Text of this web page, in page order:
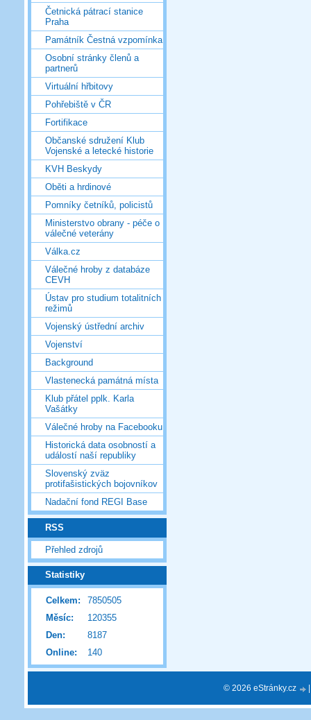
Četnická pátrací stanice
Praha
Památník Čestná vzpomínka
Osobní stránky členů a
partnerů
Virtuální hřbitovy
Pohřebiště v ČR
Fortifikace
Občanské sdružení Klub
Vojenské a letecké historie
KVH Beskydy
Oběti a hrdinové
Pomníky četníků, policistů
Ministerstvo obrany - péče o
válečné veterány
Válka.cz
Válečné hroby z databáze
CEVH
Ústav pro studium totalitních
režimů
Vojenský ústřední archiv
Vojenství
Background
Vlastenecká památná místa
Klub přátel pplk. Karla
Vašátky
Válečné hroby na Facebooku
Historická data osobností a
událostí naší republiky
Slovenský zväz
protifašistických bojovníkov
Nadační fond REGI Base
RSS
Přehled zdrojů
Statistiky
Online: 140
Celkem:
7850505
Měsíc:
120355
Den:
8187
© 2026 eStránky.cz